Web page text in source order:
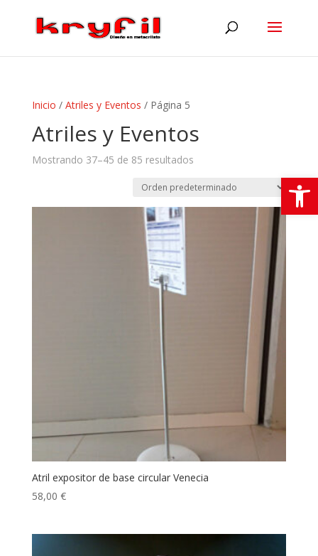
Inicio / Atriles y Eventos / Página 5
Atriles y Eventos
Mostrando 37–45 de 85 resultados
Atril expositor de base circular Venecia
58,00 €